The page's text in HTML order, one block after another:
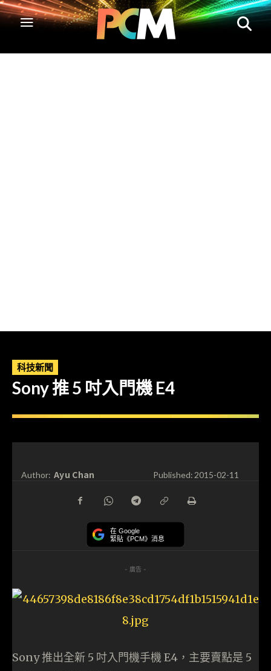
科技新聞
Sony 推 5 吋入門機 E4
Author: Ayu Chan Published:2015-02-11
在 Google
緊貼《PCM》消息
- 廣告 -
Sony 推出全新 5 吋入門機手機 E4，主要賣點是 5